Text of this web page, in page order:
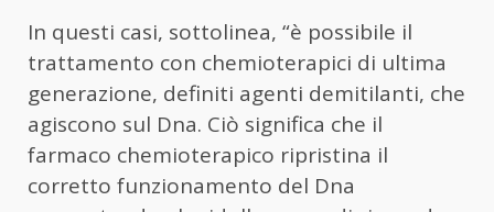
In questi casi, sottolinea, “è possibile il
trattamento con chemioterapici di ultima
generazione, definiti agenti demitilanti, che
agiscono sul Dna. Ciò significa che il
farmaco chemioterapico ripristina il
corretto funzionamento del Dna